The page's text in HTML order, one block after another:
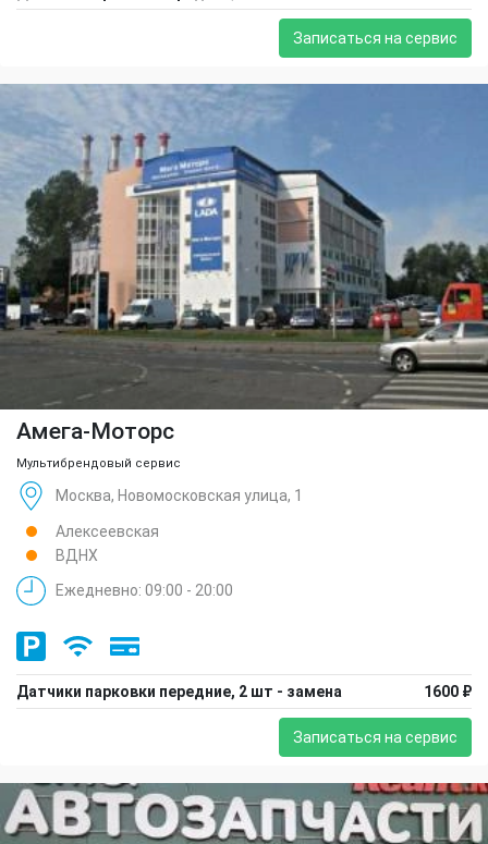
Записаться на сервис
Амега-Моторс
Мультибрендовый сервис
Москва, Новомосковская улица, 1
Алексеевская
ВДНХ
Ежедневно: 09:00 - 20:00
Датчики парковки передние, 2 шт - замена 1600 ₽
Записаться на сервис